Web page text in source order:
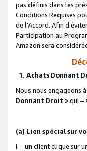
pas définis dans les
Conditions Requises
de l'Accord. Afin
Participation au
Amazon sera
1. Achats Donnant
Nous nous engageons
Donnant Droit » qui –
(a) Lien spécial sur
i. un client clique sur